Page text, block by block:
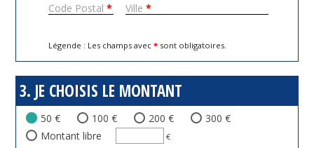
Code Postal* Ville*
Légende : Les champs avec* sont obligatoires.
3. JE CHOISIS LE MONTANT
50 € 100 € 200 €
300 €
Montant libre
€